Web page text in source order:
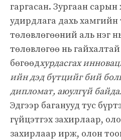
гаргасан. Зургаан
удирдлага дахь хамгийн
төлөвлөгөөний аль нэг
төлөвлөгөө нь
бөгөөдхурдасгах
ийн дэд бүтцийг бий
дипломат, аюулгүй
Эдгээр баганууд тус
гүйцэтгэх захирлаар,
захирлаар ирж, олон